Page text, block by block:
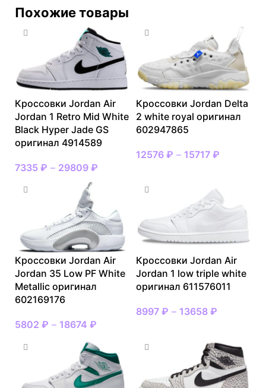
Похожие товары
Кроссовки Jordan Air
Jordan 1 Retro Mid White
Black Hyper Jade GS
оригинал 4914589
7335 ₽ – 29809 ₽
Кроссовки Jordan Delta
2 white royal оригинал
602947865
12576 ₽ – 15717 ₽
Кроссовки Jordan Air
Jordan 35 Low PF White
Metallic оригинал
602169176
5802 ₽ – 18674 ₽
Кроссовки Jordan Air
Jordan 1 low triple white
оригинал 611576011
8997 ₽ – 13658 ₽